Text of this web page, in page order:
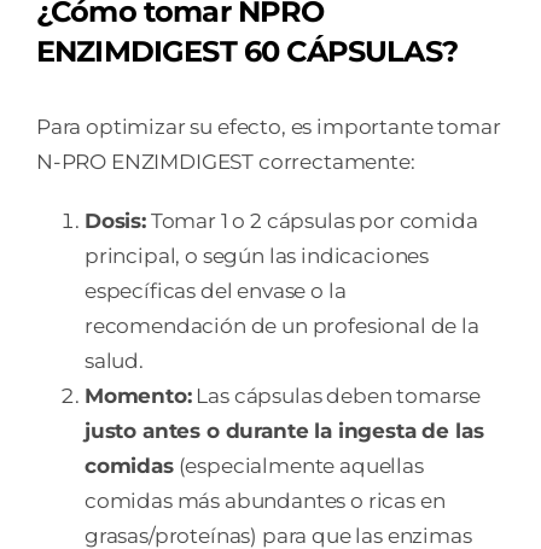
¿Cómo tomar NPRO
ENZIMDIGEST 60 CÁPSULAS?
Para optimizar su efecto, es importante tomar
N-PRO ENZIMDIGEST correctamente:
Dosis:Tomar 1 o 2 cápsulas por comida
principal, o según las indicaciones
específicas del envase o la
recomendación de un profesional de la
salud.
Momento:Las cápsulas deben tomarse
justo antes o durante la ingesta de las
comidas(especialmente aquellas
comidas más abundantes o ricas en
grasas/proteínas) para que las enzimas